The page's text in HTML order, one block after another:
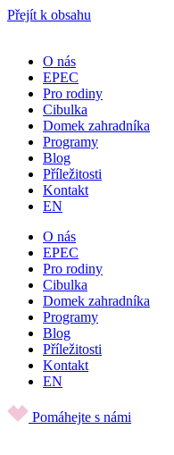
Přejít k obsahu
O nás
EPEC
Pro rodiny
Cibulka
Domek zahradníka
Programy
Blog
Příležitosti
Kontakt
EN
O nás
EPEC
Pro rodiny
Cibulka
Domek zahradníka
Programy
Blog
Příležitosti
Kontakt
EN
Pomáhejte s námi